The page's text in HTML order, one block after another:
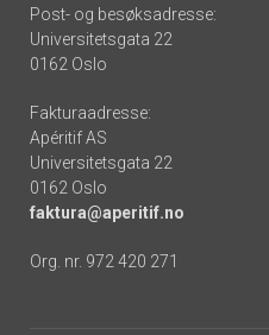
Post- og besøksadresse:
Universitetsgata 22
0162 Oslo
Fakturaadresse:
Apéritif AS
Universitetsgata 22
0162 Oslo
faktura@aperitif.no
Org. nr. 972 420 271